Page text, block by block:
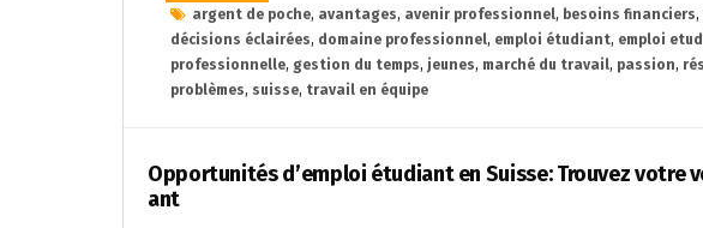
argent de poche, avantages, avenir professionnel, besoins financiers,
décisions éclairées, domaine professionnel, emploi étudiant, emploi
professionnelle, gestion du temps, jeunes, marché du travail, passion,
problèmes, suisse, travail en équipe
Opportunités d’emploi étudiant en Suisse: Trouvez votre
ant